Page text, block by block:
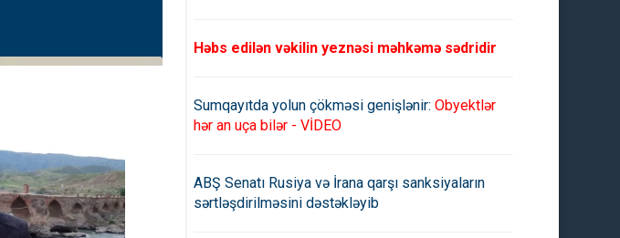
Həbs edilən vəkilin yeznəsi məhkəmə sədridir
Sumqayıtda yolun çökməsi genişlənir: Obyektlər
hər an uça bilər - VİDEO
ABŞ Senatı Rusiya və İrana qarşı sanksiyaların
sərtləşdirilməsini dəstəkləyib